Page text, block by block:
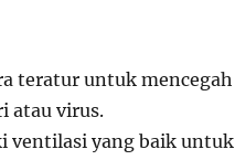
teratur untuk mencegah
atau virus.
ventilasi yang baik untuk